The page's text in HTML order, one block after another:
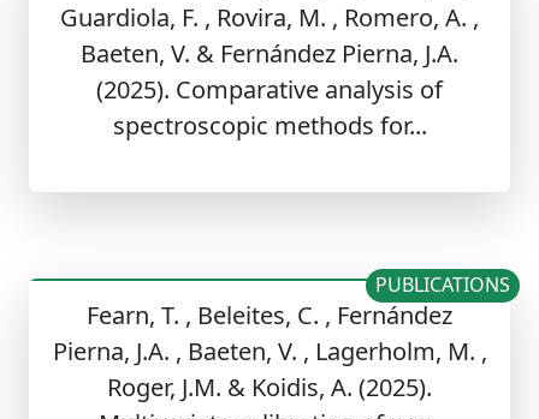
Guardiola, F. , Rovira, M. , Romero, A. ,
Baeten, V. & Fernández Pierna, J.A.
(2025). Comparative analysis of
spectroscopic methods for...
Fearn, T. , Beleites, C. , Fernández
Pierna, J.A. , Baeten, V. , Lagerholm, M. ,
Roger, J.M. & Koidis, A. (2025).
PUBLICATIONS